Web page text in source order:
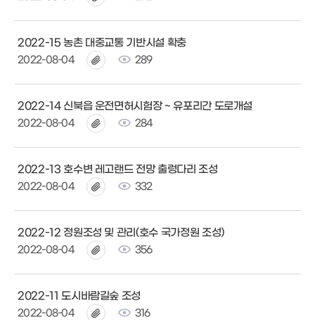
2022-15 농촌 대중교통 기반시설 확충
2022-08-04 289
2022-14 신북읍 운전면허시험장 ~ 유포리간 도로개설
2022-08-04 284
2022-13 호수변 레고랜드 전망 출렁다리 조성
2022-08-04 332
2022-12 정원조성 및 관리(호수 국가정원 조성)
2022-08-04 356
2022-11 도시바람길숲 조성
2022-08-04 316